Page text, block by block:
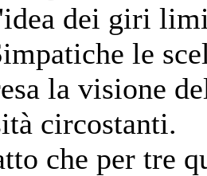
dei giri
le
la visione
circostanti.
che per tre